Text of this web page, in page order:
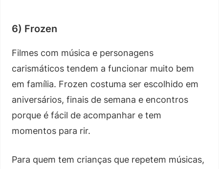
6) Frozen
Filmes com música e personagens
carismáticos tendem a funcionar muito bem
em família. Frozen costuma ser escolhido em
aniversários, finais de semana e encontros
porque é fácil de acompanhar e tem
momentos para rir.
Para quem tem crianças que repetem músicas,